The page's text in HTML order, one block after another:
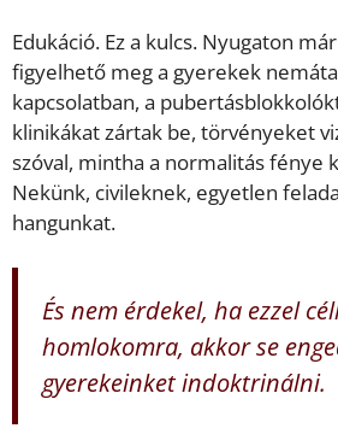
Edukáció. Ez a kulcs. Nyugaton
figyelhető meg a gyerekek
kapcsolatban, a
klinikákat zártak be, törvényeket
szóval, mintha a normalitás fénye
Nekünk, civileknek, egyetlen
hangunkat.
És nem érdekel, ha ezzel
homlokomra, akkor se
gyerekeinket indoktrinálni.